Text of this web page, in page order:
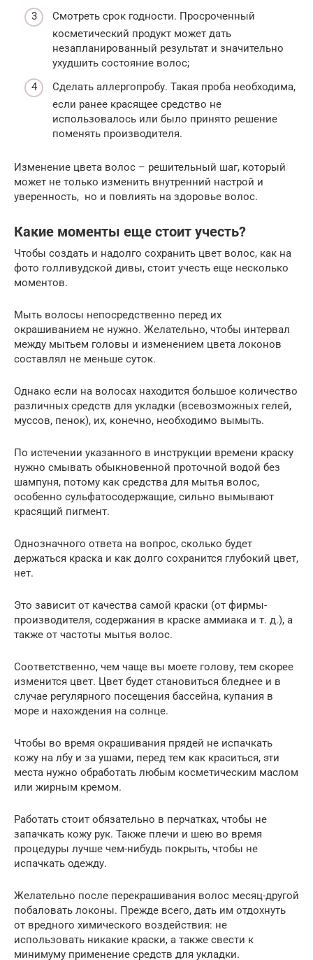
Смотреть срок годности. Просроченный
косметический продукт может дать
незапланированный результат и значительно
ухудшить состояние волос;
Сделать аллергопробу. Такая проба необходима,
если ранее красящее средство не
использовалось или было принято решение
поменять производителя.
Изменение цвета волос – решительный шаг, который
может не только изменить внутренний настрой и
уверенность, но и повлиять на здоровье волос.
Какие моменты еще стоит учесть?
Чтобы создать и надолго сохранить цвет волос, как на
фото голливудской дивы, стоит учесть еще несколько
моментов.
Мыть волосы непосредственно перед их
окрашиванием не нужно. Желательно, чтобы интервал
между мытьем головы и изменением цвета локонов
составлял не меньше суток.
Однако если на волосах находится большое количество
различных средств для укладки (всевозможных гелей,
муссов, пенок), их, конечно, необходимо вымыть.
По истечении указанного в инструкции времени краску
нужно смывать обыкновенной проточной водой без
шампуня, потому как средства для мытья волос,
особенно сульфатосодержащие, сильно вымывают
красящий пигмент.
Однозначного ответа на вопрос, сколько будет
держаться краска и как долго сохранится глубокий цвет,
нет.
Это зависит от качества самой краски (от фирмы-
производителя, содержания в краске аммиака и т. д.), а
также от частоты мытья волос.
Соответственно, чем чаще вы моете голову, тем скорее
изменится цвет. Цвет будет становиться бледнее и в
случае регулярного посещения бассейна, купания в
море и нахождения на солнце.
Чтобы во время окрашивания прядей не испачкать
кожу на лбу и за ушами, перед тем как краситься, эти
места нужно обработать любым косметическим маслом
или жирным кремом.
Работать стоит обязательно в перчатках, чтобы не
запачкать кожу рук. Также плечи и шею во время
процедуры лучше чем-нибудь покрыть, чтобы не
испачкать одежду.
Желательно после перекрашивания волос месяц-другой
побаловать локоны. Прежде всего, дать им отдохнуть
от вредного химического воздействия: не
использовать никакие краски, а также свести к
минимуму применение средств для укладки.